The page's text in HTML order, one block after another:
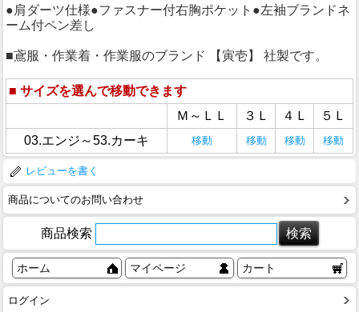
●肩ダーツ仕様●ファスナー付右胸ポケット●左袖ブランドネ
ーム付ペン差し
■鳶服・作業着・作業服のブランド 【寅壱】 社製です。
■ サイズを選んで移動できます
Ｍ～ＬＬ
３Ｌ ４Ｌ
５Ｌ
03.エンジ～53.カーキ
移動 移動 移動 移動
レビューを書く
商品についてのお問い合わせ
商品検索
ホーム マイページ カート
ログイン